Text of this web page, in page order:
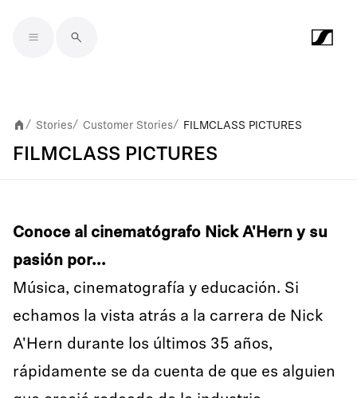
/ Stories/ Customer Stories/ FILMCLASS PICTURES
FILMCLASS PICTURES
Conoce al cinematógrafo Nick A'Hern y su
pasión por...
Música, cinematografía y educación. Si
echamos la vista atrás a la carrera de Nick
A'Hern durante los últimos 35 años,
rápidamente se da cuenta de que es alguien